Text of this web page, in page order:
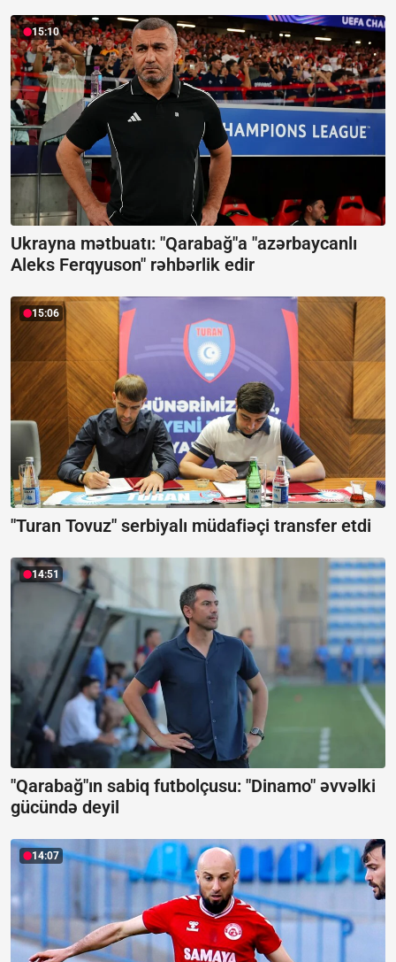
15:10
Ukrayna mətbuatı: "Qarabağ"a "azərbaycanlı
Aleks Ferqyuson" rəhbərlik edir
15:06
"Turan Tovuz" serbiyalı müdafiəçi transfer etdi
14:51
"Qarabağ"ın sabiq futbolçusu: "Dinamo" əvvəlki
gücündə deyil
14:07